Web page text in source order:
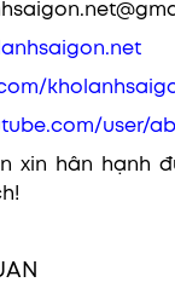
user/
xin hân hạnh